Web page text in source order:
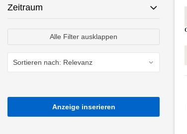
Zeitraum
Alle Filter ausklappen
Anzeige inserieren